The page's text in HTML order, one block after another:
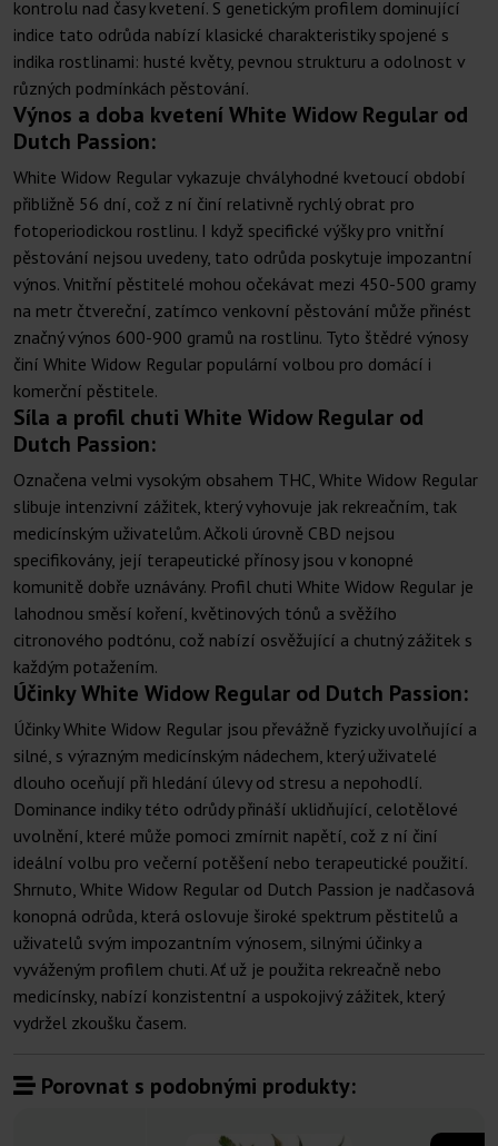
kontrolu nad časy kvetení. S genetickým profilem dominující
indice tato odrůda nabízí klasické charakteristiky spojené s
indika rostlinami: husté květy, pevnou strukturu a odolnost v
různých podmínkách pěstování.
Výnos a doba kvetení White Widow Regular od
Dutch Passion:
White Widow Regular vykazuje chvályhodné kvetoucí období
přibližně 56 dní, což z ní činí relativně rychlý obrat pro
fotoperiodickou rostlinu. I když specifické výšky pro vnitřní
pěstování nejsou uvedeny, tato odrůda poskytuje impozantní
výnos. Vnitřní pěstitelé mohou očekávat mezi 450-500 gramy
na metr čtvereční, zatímco venkovní pěstování může přinést
značný výnos 600-900 gramů na rostlinu. Tyto štědré výnosy
činí White Widow Regular populární volbou pro domácí i
komerční pěstitele.
Síla a profil chuti White Widow Regular od
Dutch Passion:
Označena velmi vysokým obsahem THC, White Widow Regular
slibuje intenzivní zážitek, který vyhovuje jak rekreačním, tak
medicínským uživatelům. Ačkoli úrovně CBD nejsou
specifikovány, její terapeutické přínosy jsou v konopné
komunitě dobře uznávány. Profil chuti White Widow Regular je
lahodnou směsí koření, květinových tónů a svěžího
citronového podtónu, což nabízí osvěžující a chutný zážitek s
každým potažením.
Účinky White Widow Regular od Dutch Passion:
Účinky White Widow Regular jsou převážně fyzicky uvolňující a
silné, s výrazným medicínským nádechem, který uživatelé
dlouho oceňují při hledání úlevy od stresu a nepohodlí.
Dominance indiky této odrůdy přináší uklidňující, celotělové
uvolnění, které může pomoci zmírnit napětí, což z ní činí
ideální volbu pro večerní potěšení nebo terapeutické použití.
Shrnuto, White Widow Regular od Dutch Passion je nadčasová
konopná odrůda, která oslovuje široké spektrum pěstitelů a
uživatelů svým impozantním výnosem, silnými účinky a
vyváženým profilem chuti. Ať už je použita rekreačně nebo
medicínsky, nabízí konzistentní a uspokojivý zážitek, který
vydržel zkoušku časem.
Porovnat s podobnými produkty: